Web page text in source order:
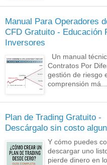
Manual Para Operadores
CFD Gratuito - Educación
Inversores
Un manual
Contratos Por
gestión de riesgo
comprensión má...
Plan de Trading Gratuito -
Descárgalo sin costo
Y cómo puedes
descargar uno
pierde dinero en